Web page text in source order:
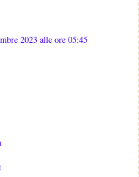
2023 alle ore 05:45